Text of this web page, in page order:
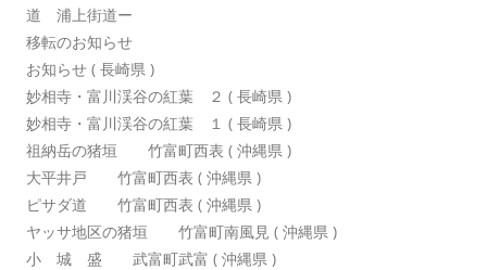
道 浦上街道ー
移転のお知らせ
お知らせ ( 長崎県 )
妙相寺・富川渓谷の紅葉 ２ ( 長崎県 )
妙相寺・富川渓谷の紅葉 １ ( 長崎県 )
祖納岳の猪垣 竹富町西表 ( 沖縄県 )
大平井戸 竹富町西表 ( 沖縄県 )
ピサダ道 竹富町西表 ( 沖縄県 )
ヤッサ地区の猪垣 竹富町南風見 ( 沖縄県 )
小 城 盛 武富町武富 ( 沖縄県 )